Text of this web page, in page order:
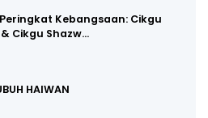
Kebangsaan: Cikgu
Cikgu Shazw…
HAIWAN